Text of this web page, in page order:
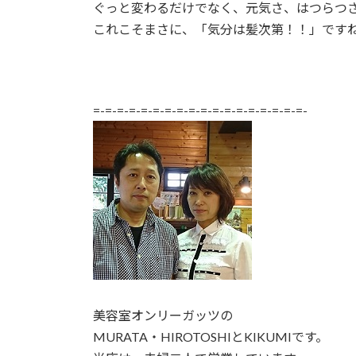
ぐっと変わるだけでなく、元気さ、はつらつ
これこそまさに、「気分は髪次第！！」です
=-=-=-=-=-=-=-=-=-=-=-=-=-=-=-=-=-=-
美容室オンリーガッツの
MURATA・HIROTOSHIとKIKUMIです。